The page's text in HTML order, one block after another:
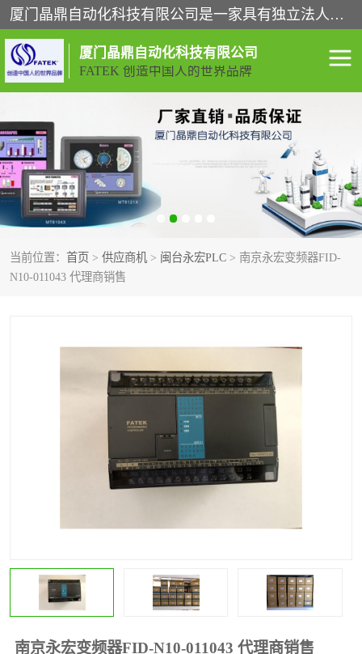
厦门晶鼎自动化科技有限公司是一家具有独立法人资格的高新技术企业；代理销售的产品有台湾威纶触摸屏，魏德米勒全系列，永宏触摸屏,威纶触摸屏,台湾威纶weinview触摸屏,台湾永宏PLC，FATEK,永宏伺服,图儿克总线，施耐德，欧姆龙，西门子，富士变频，K&N蓝系列， BUSSMANN，松下变频器，丹佛斯变频器等。
厦门晶鼎自动化科技有限公司
FATEK 创造中国人的世界品牌
当前位置： 首页 > 供应商机 > 闽台永宏PLC > 南京永宏变频器FID-
N10-011043 代理商销售
南京永宏变频器FID-N10-011043 代理商销售
闽台永宏PLC WEINVIEW闽台威纶触摸
正弦变频器正弦伺服 魏德米勒接线端子
ABB电流开关 魏德米勒电源
丹佛斯变频器 MOXA通讯模块
其他
安士能开关
普洛菲斯触摸屏
施迈赛限位开关